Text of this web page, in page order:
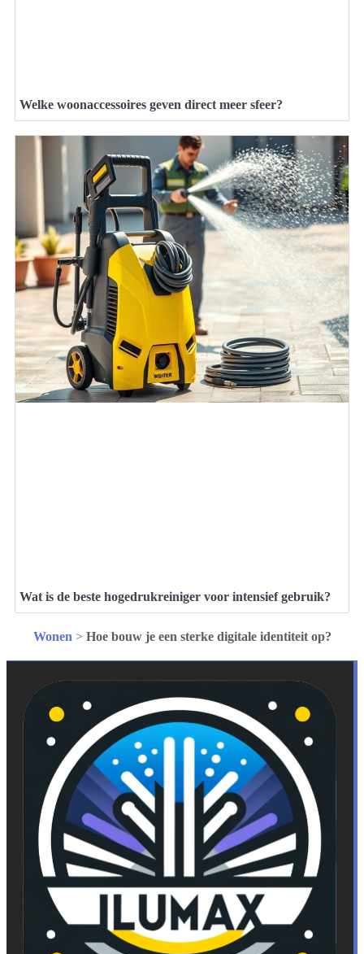
Welke woonaccessoires geven direct meer sfeer?
Wat is de beste hogedrukreiniger voor intensief gebruik?
Wonen > Hoe bouw je een sterke digitale identiteit op?